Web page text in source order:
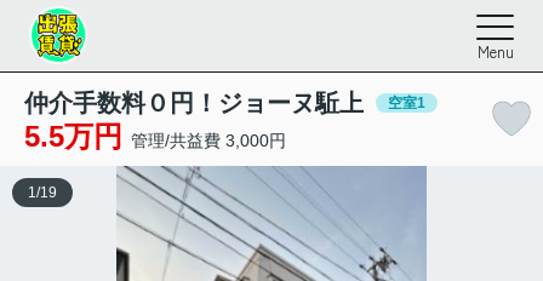
Menu
仲介手数料０円！ジョーヌ駈上 空室1
5.5万円 管理/共益費 3,000円
1 /19